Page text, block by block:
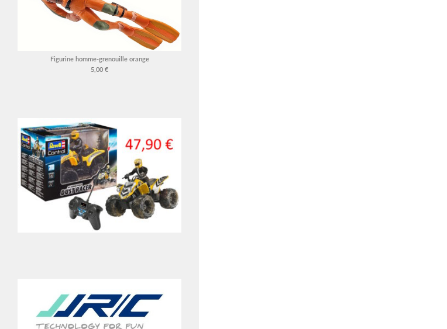
Figurine homme-grenouille orange
5,00 €